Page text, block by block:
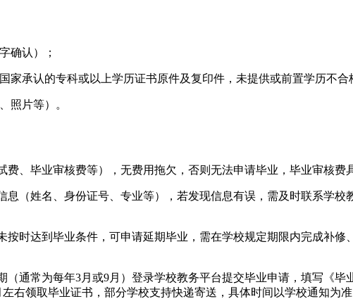
确认）；
家承认的专科或以上学历证书原件及复印件，未提供或前置学历不合
照片等）。
、毕业审核费等），无费用拖欠，否则无法申请毕业，毕业审核费
（姓名、身份证号、专业等），若发现信息有误，需及时联系学
时达到毕业条件，可申请延期毕业，需在学校规定期限内完成补
通常为每年3月或9月）登录学校教务平台提交毕业申请，填写《
右领取毕业证书，部分学校支持快递寄送，具体时间以学校通知为准